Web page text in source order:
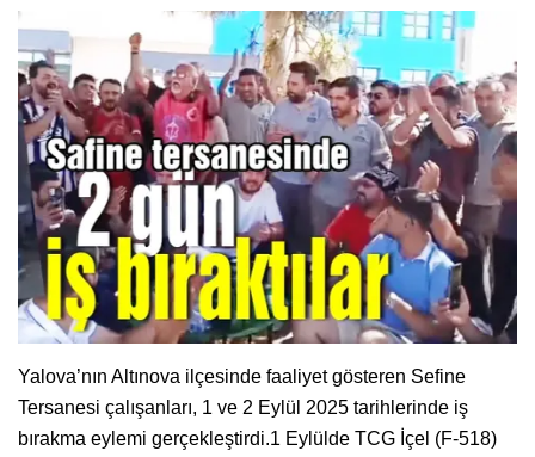
Yalova’nın Altınova ilçesinde faaliyet gösteren Sefine
Tersanesi çalışanları, 1 ve 2 Eylül 2025 tarihlerinde iş
bırakma eylemi gerçekleştirdi.1 Eylülde TCG İçel (F-518)